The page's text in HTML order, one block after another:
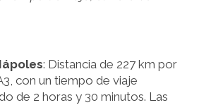
: Distancia de 227 km por
con un tiempo de viaje
de 2 horas y 30 minutos. Las